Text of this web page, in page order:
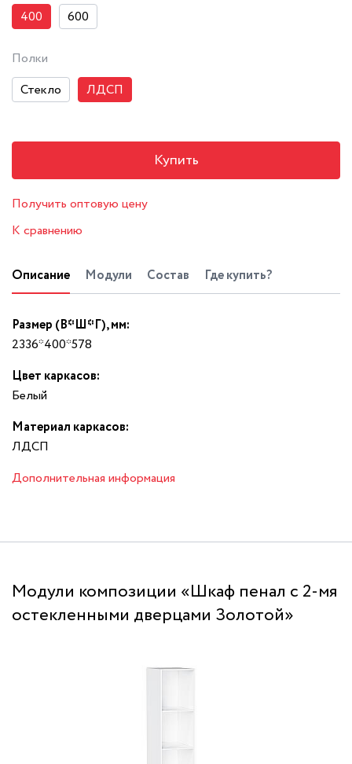
400
600
Полки
Стекло
ЛДСП
Купить
Получить оптовую цену
К сравнению
Описание Модули Состав Где купить?
Размер (В*Ш*Г), мм:
2336*400*578
Цвет каркасов:
Белый
Материал каркасов:
ЛДСП
Дополнительная информация
Модули композиции «Шкаф пенал с 2-мя
остекленными дверцами Золотой»